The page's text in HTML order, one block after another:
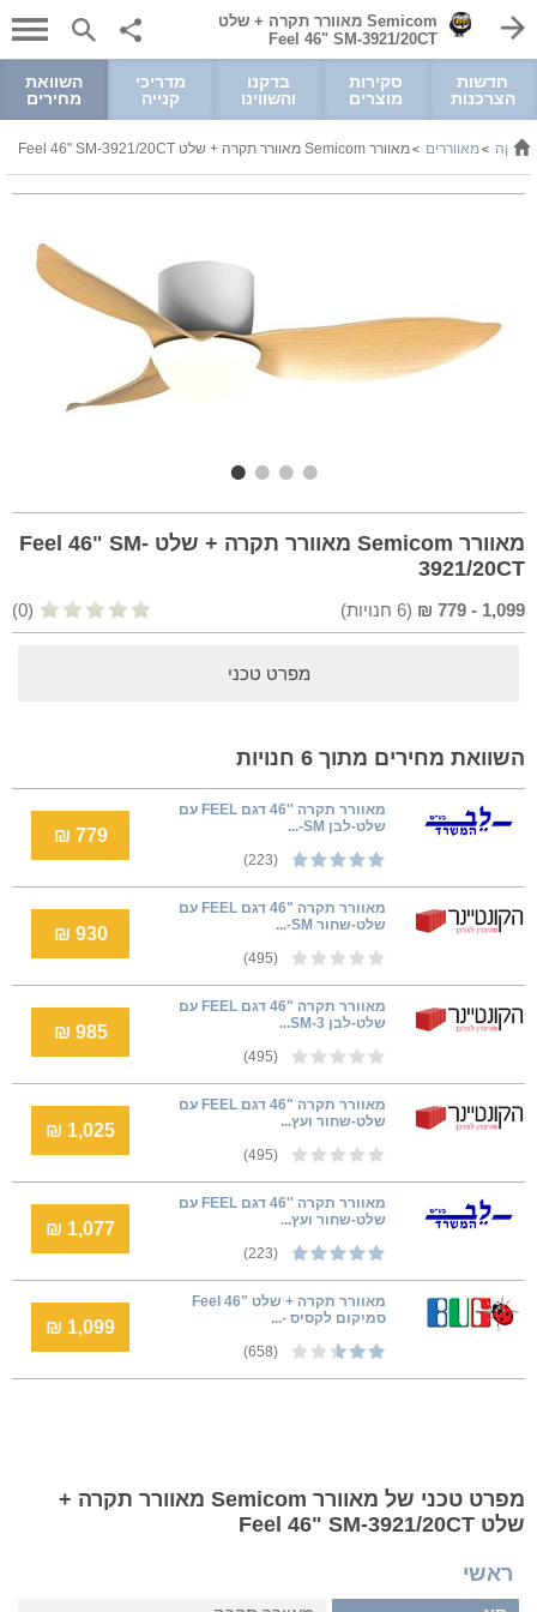
Semicom מאוורר תקרה + שלט
Feel 46" SM-3921/20CT
חדשות
הצרכנות
סקירות
מוצרים
בדקנו
והשווינו
מדריכי
קנייה
השוואת
מחירים
>מאווררים >מאוורר Semicom מאוורר תקרה + שלט Feel 46" SM-3921/20CT
מאוורר Semicom מאוורר תקרה + שלט Feel 46" SM-
3921/20CT
1,099
-
779
₪
(
6 חנויות) (0)
מפרט טכני
השוואת מחירים מתוך 6 חנויות
מאוורר תקרה ''46 דגם FEEL עם
שלט-לבן SM-...
(223)
779 ₪
מאוורר תקרה "46 דגם FEEL עם
שלט-שחור SM-...
(495)
930 ₪
מאוורר תקרה "46 דגם FEEL עם
שלט-לבן SM-3...
(495)
985 ₪
מאוורר תקרה "46 דגם FEEL עם
שלט-שחור ועץ...
(495)
1,025 ₪
מאוורר תקרה ''46 דגם FEEL עם
שלט-שחור ועץ...
(223)
1,077 ₪
מאוורר תקרה + שלט "46 Feel
סמיקום לקסיס -...
(658)
1,099 ₪
מפרט טכני של מאוורר Semicom מאוורר תקרה +
שלט Feel 46" SM-3921/20CT
ראשי